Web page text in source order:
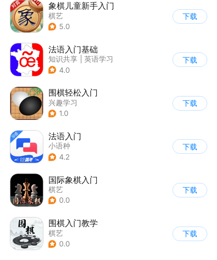
象棋儿童新手入门
棋艺
5.0
下载
法语入门基础
知识共享
英语学习
4.0
下载
围棋轻松入门
兴趣学习
1.0
下载
法语入门
小语种
4.2
下载
国际象棋入门
棋艺
0.0
下载
围棋入门教学
棋艺
0.0
下载